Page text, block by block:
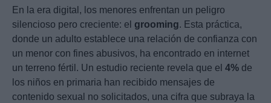
En la era digital, los menores enfrentan un peligro
silencioso pero creciente: el grooming. Esta práctica,
donde un adulto establece una relación de confianza con
un menor con fines abusivos, ha encontrado en internet
un terreno fértil. Un estudio reciente revela que el 4% de
los niños en primaria han recibido mensajes de
contenido sexual no solicitados, una cifra que subraya la